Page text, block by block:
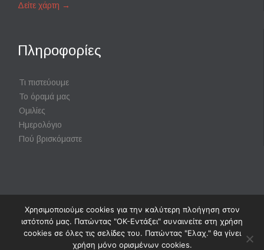
Δείτε χάρτη →
Πληροφορίες
Τι πιστεύουμε
Το όραμά μας
Ομιλίες
Ημερολόγιο
Πού βρισκόμαστε
Powered byDigisol Ltd.|Χρήση Cookies
↑
Χρησιμοποιούμε cookies για την καλύτερη πλοήγηση στον
ιστότοπό μας. Πατώντας "ΟΚ-Εντάξει" συναινείτε στη χρήση
cookies σε όλες τις σελίδες του. Πατώντας "Ελαχ." θα γίνει
χρήση μόνο ορισμένων cookies.